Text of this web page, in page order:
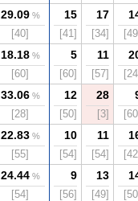
29.09%
[40]
15
[41]
17
[34]
18.18%
[60]
5
[60]
11
[57]
33.06%
[28]
12
[50]
28
[3]
22.83%
[55]
10
[54]
11
[54]
24.44%
[54]
9
[56]
13
[49]